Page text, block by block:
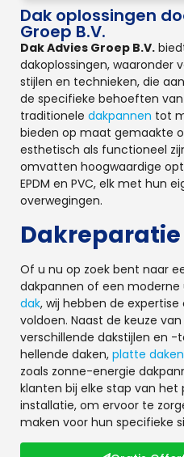
Dak oplossingen
Groep B.V.
Dak Advies Groep B.V.
dakoplossingen, waaronder
stijlen en technieken, die
de specifieke behoeften
traditionele dakpannen tot
bieden op maat gemaakte
esthetisch als functioneel
omvatten hoogwaardige
EPDM en PVC, elk met hun
overwegingen.
Of u nu op zoek bent naar
dakpannen of een
dak, wij hebben de
voldoen. Naast de keuze
verschillende dakstijlen en
hellende daken, platte daken
zoals zonne-energie
klanten bij elke stap van
installatie, om ervoor te
maken voor hun specifieke